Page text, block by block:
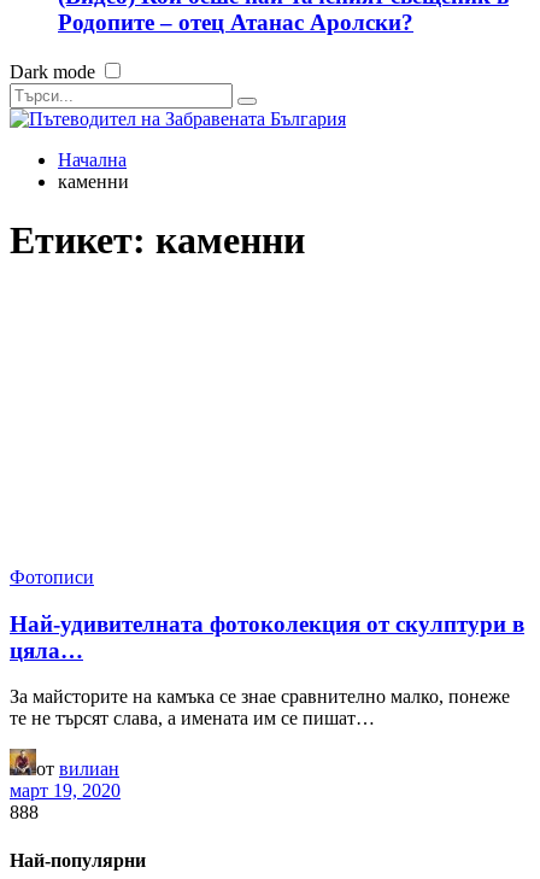
Родопите – отец Атанас Аролски?
Dark mode
Начална
каменни
Етикет: каменни
Фотописи
Най-удивителната фотоколекция от скулптури в
цяла…
За майсторите на камъка се знае сравнително малко, понеже
те не търсят слава, а имената им се пишат…
от вилиан
март 19, 2020
888
Най-популярни